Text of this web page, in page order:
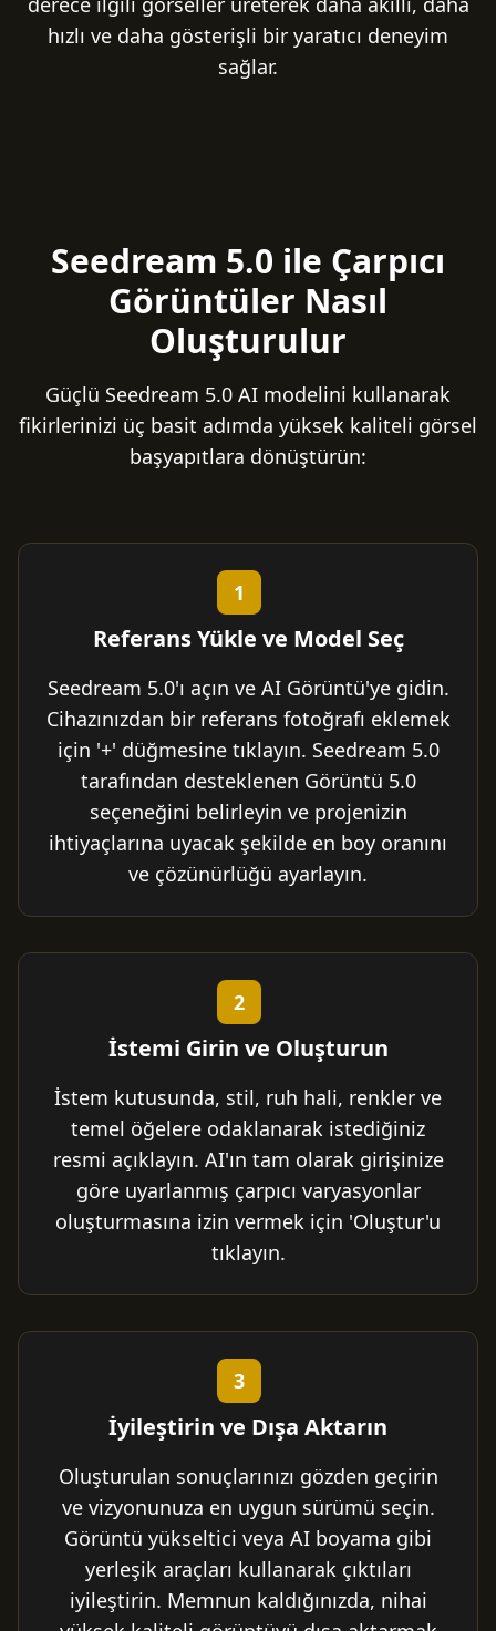
hızlı ve daha gösterişli bir yaratıcı deneyim
sağlar.
Seedream 5.0 ile Çarpıcı
Görüntüler Nasıl
Oluşturulur
Güçlü Seedream 5.0 AI modelini kullanarak
fikirlerinizi üç basit adımda yüksek kaliteli görsel
başyapıtlara dönüştürün:
1
Referans Yükle ve Model Seç
Seedream 5.0'ı açın ve AI Görüntü'ye gidin.
Cihazınızdan bir referans fotoğrafı eklemek
için '+' düğmesine tıklayın. Seedream 5.0
tarafından desteklenen Görüntü 5.0
seçeneğini belirleyin ve projenizin
ihtiyaçlarına uyacak şekilde en boy oranını
ve çözünürlüğü ayarlayın.
2
İstemi Girin ve Oluşturun
İstem kutusunda, stil, ruh hali, renkler ve
temel öğelere odaklanarak istediğiniz
resmi açıklayın. AI'ın tam olarak girişinize
göre uyarlanmış çarpıcı varyasyonlar
oluşturmasına izin vermek için 'Oluştur'u
tıklayın.
3
İyileştirin ve Dışa Aktarın
Oluşturulan sonuçlarınızı gözden geçirin
ve vizyonunuza en uygun sürümü seçin.
Görüntü yükseltici veya AI boyama gibi
yerleşik araçları kullanarak çıktıları
iyileştirin. Memnun kaldığınızda, nihai